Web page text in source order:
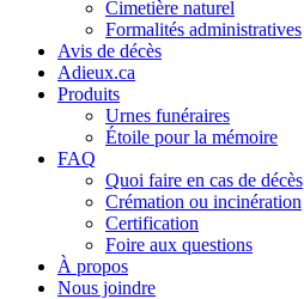
Cimetière naturel
Formalités administratives
Avis de décès
Adieux.ca
Produits
Urnes funéraires
Étoile pour la mémoire
FAQ
Quoi faire en cas de décès
Crémation ou incinération
Certification
Foire aux questions
À propos
Nous joindre